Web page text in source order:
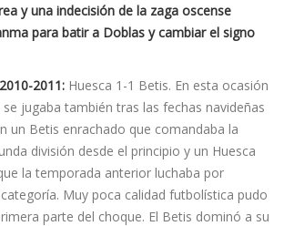
y una indecisión de la zaga oscense
para batir a Doblas y cambiar el signo
2011: Huesca 1-1 Betis. En esta ocasión
jugaba también tras las fechas navideñas
un Betis enrachado que comandaba la
división desde el principio y un Huesca
la temporada anterior luchaba por
Muy poca calidad futbolí­stica pudo
parte del choque. El Betis dominó a su